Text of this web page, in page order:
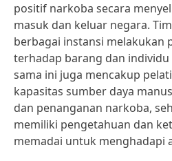
positif narkoba secara
masuk dan keluar negara.
berbagai instansi melakukan
terhadap barang dan individu
sama ini juga mencakup
kapasitas sumber daya
dan penanganan narkoba,
memiliki pengetahuan dan
memadai untuk menghadapi